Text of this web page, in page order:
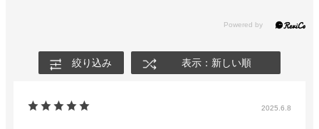
絞り込み 表示：新しい順
2025.6.8